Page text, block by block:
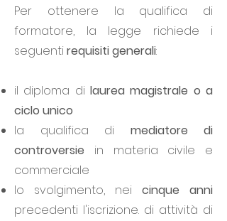
Per ottenere la qualifica di
formatore, la legge richiede i
seguenti requisiti generali:
il diploma di laurea magistrale o a
ciclo unico
la qualifica di mediatore di
controversie in materia civile e
commerciale
lo svolgimento, nei cinque anni
precedenti l'iscrizione. di attività di